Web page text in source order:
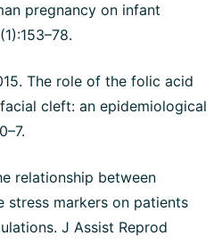
pregnancy on infant
The role of the folic acid
cleft: an epidemiological
relationship between
stress markers on patients
J Assist Reprod